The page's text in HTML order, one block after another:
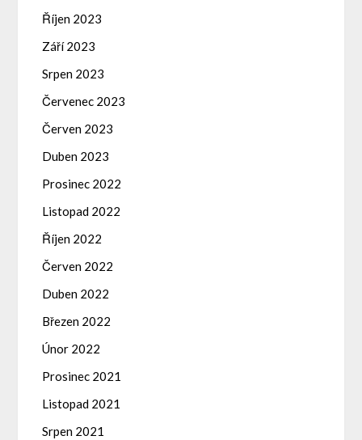
Říjen 2023
Září 2023
Srpen 2023
Červenec 2023
Červen 2023
Duben 2023
Prosinec 2022
Listopad 2022
Říjen 2022
Červen 2022
Duben 2022
Březen 2022
Únor 2022
Prosinec 2021
Listopad 2021
Srpen 2021